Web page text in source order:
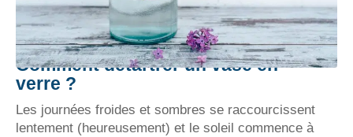
Comment détartrer un vase en
verre ?
Les journées froides et sombres se raccourcissent
lentement (heureusement) et le soleil commence à